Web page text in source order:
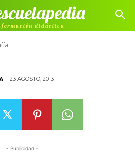
didáctica
23 AGOSTO, 2013
- Publicidad -